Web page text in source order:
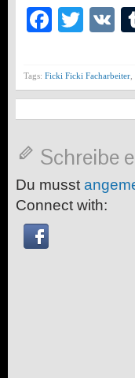
Tags: Ficki Ficki Facharbeiter
Schreibe
Du musst
Connect with: